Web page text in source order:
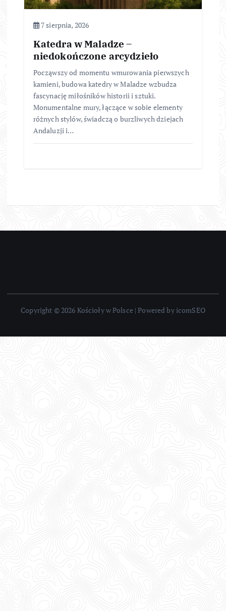
7 sierpnia, 2026
Katedra w Maladze –
niedokończone arcydzieło
Począwszy od momentu wmurowania pierwszych
kamieni, budowa katedry w Maladze wzbudza
fascynację miłośników historii i sztuki.
Monumentalne mury, łączące w sobie elementy
różnych stylów, świadczą o burzliwych dziejach
Andaluzji i…
Copyright © 2026 Kościoły w Polsce | Powered by icomSEO